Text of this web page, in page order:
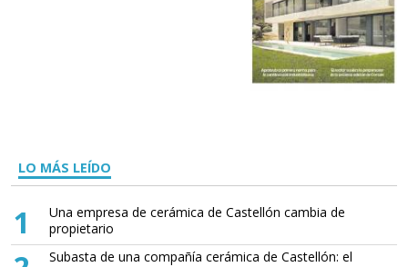
LO MÁS LEÍDO
1
Una empresa de cerámica de Castellón cambia de
propietario
Subasta de una compañía cerámica de Castellón: el